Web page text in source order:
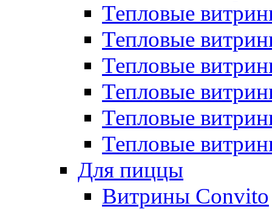
Тепловые
Тепловые
Тепловые
Тепловые
Тепловые
Тепловые
Для пиццы
Витрины Convito